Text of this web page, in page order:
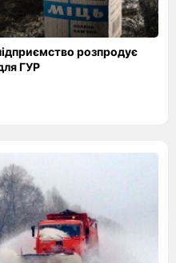
розпродує
ГУР